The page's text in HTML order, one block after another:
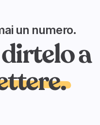
un numero.
a